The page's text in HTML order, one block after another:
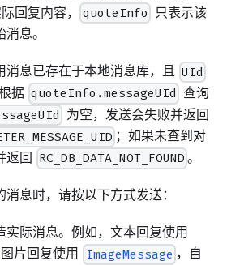
回复内容， quoteInfo 只表示该
息。
消息已存在于本地消息库，且 UId
据 quoteInfo.messageUId 查询
为空，发送会失败并返回
；如果未查到对
返回 RC_DB_DATA_NOT_FOUND 。
息时，请按以下方式发送：
实际消息。例如，文本回复使用
片回复使用 ImageMessage ，自